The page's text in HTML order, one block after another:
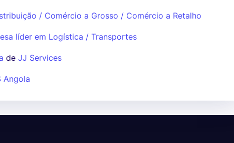
/ Comércio a Grosso / Comércio a Retalho
líder em Logística / Transportes
de JJ Services
Angola